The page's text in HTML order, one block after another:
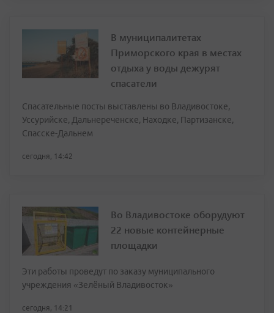
В муниципалитетах
Приморского края в местах
отдыха у воды дежурят
спасатели
Спасательные посты выставлены во Владивостоке,
Уссурийске, Дальнереченске, Находке, Партизанске,
Спасске-Дальнем
сегодня, 14:42
Во Владивостоке оборудуют
22 новые контейнерные
площадки
Эти работы проведут по заказу муниципального
учреждения «Зелёный Владивосток»
сегодня, 14:21